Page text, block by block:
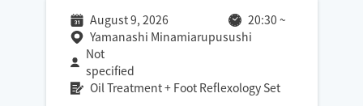
August 9, 2026 20:30 ~
Yamanashi Minamiarupusushi
Not
specified
Oil Treatment + Foot Reflexology Set